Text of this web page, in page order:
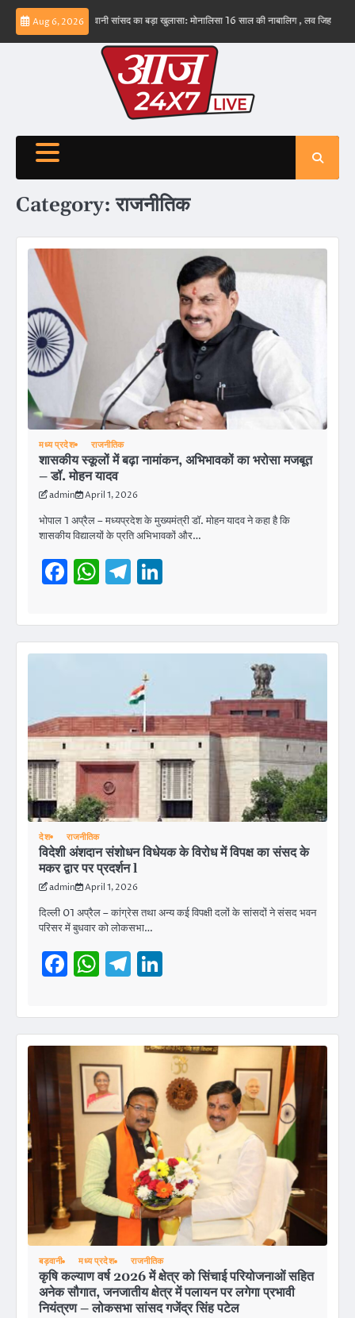
Skip
content
Aug 6, 2026
बड़वानी सांसद का बड़ा खुलासा: मोनालिसा 16 साल की नाबालिग , लव जिहाद के षडयंत्र का
Category:राजनीतिक
मध्य प्रदेश राजनीतिक
शासकीय स्कूलों में बढ़ा नामांकन, अभिभावकों का भरोसा मजबूत
– डॉ. मोहन यादव
admin April 1, 2026
भोपाल 1 अप्रैल – मध्यप्रदेश के मुख्यमंत्री डॉ. मोहन यादव ने कहा है कि
शासकीय विद्यालयों के प्रति अभिभावकों और…
Facebook
WhatsApp
Telegram
देश राजनीतिक
विदेशी अंशदान संशोधन विधेयक के विरोध में विपक्ष का संसद के
मकर द्वार पर प्रदर्शन l
admin April 1, 2026
दिल्ली 01 अप्रैल – कांग्रेस तथा अन्य कई विपक्षी दलों के सांसदों ने संसद भवन
परिसर में बुधवार को लोकसभा…
Facebook
WhatsApp
Telegram
बड़वानी मध्य प्रदेश राजनीतिक
कृषि कल्याण वर्ष 2026 में क्षेत्र को सिंचाई परियोजनाओं सहित
अनेक सौगात, जनजातीय क्षेत्र में पलायन पर लगेगा प्रभावी
नियंत्रण – लोकसभा सांसद गजेंद्र सिंह पटेल